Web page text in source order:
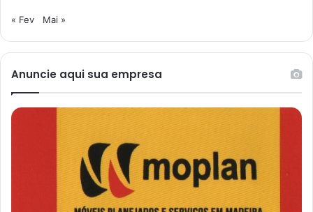
« Fev Mai »
Anuncie aqui sua empresa